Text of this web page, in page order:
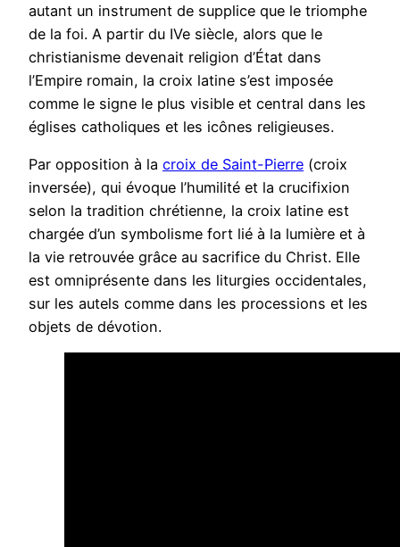
autant un instrument de supplice que le triomphe
de la foi. A partir du IVe siècle, alors que le
christianisme devenait religion d’État dans
l’Empire romain, la croix latine s’est imposée
comme le signe le plus visible et central dans les
églises catholiques et les icônes religieuses.
Par opposition à la croix de Saint-Pierre (croix
inversée), qui évoque l’humilité et la crucifixion
selon la tradition chrétienne, la croix latine est
chargée d’un symbolisme fort lié à la lumière et à
la vie retrouvée grâce au sacrifice du Christ. Elle
est omniprésente dans les liturgies occidentales,
sur les autels comme dans les processions et les
objets de dévotion.